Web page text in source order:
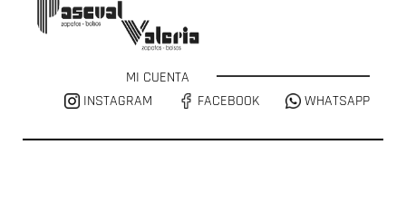
MI CUENTA
INSTAGRAM
FACEBOOK WHATSAPP